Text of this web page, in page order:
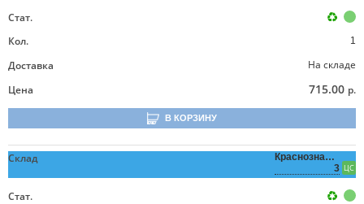
Стат.
Кол.
1
Доставка
На складе
Цена
715.00 р.
В КОРЗИНУ
Склад
Краснознаменная,
3 ЦС
Стат.